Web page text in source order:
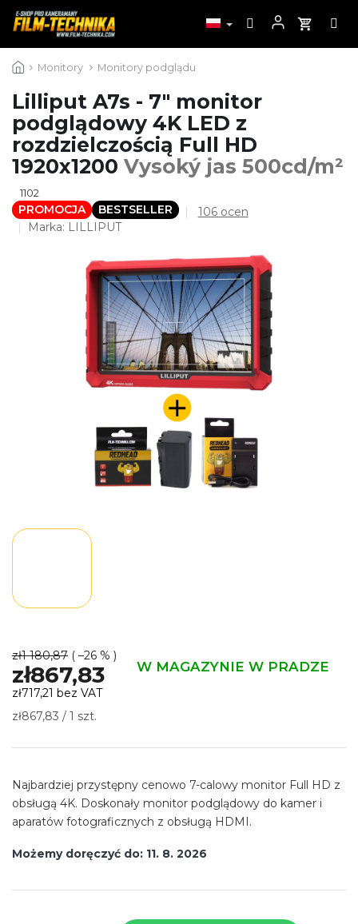
do
Monitory Monitory podglądu
Lilliput A7s - 7" monitor
podglądowy 4K LED z
rozdzielczością Full HD
1920x1200 Vysoký jas 500cd/m²
1102
PROMOCJA BESTSELLER
Średnia
wynosi
4,6
na
5
gwiazdek.
106 ocen
Marka: LILLIPUT
zł1 180,87 ( –26 % )
zł867,83 W MAGAZYNIE W PRADZE
zł717,21 bez VAT
Cena
zł867,83 / 1 szt.
Możemy doręczyć do: 11. 8. 2026
Najbardziej przystępny cenowo 7-calowy monitor Full HD z
obsługą 4K. Doskonały monitor podglądowy do kamer i
aparatów fotograficznych z obsługą HDMI.